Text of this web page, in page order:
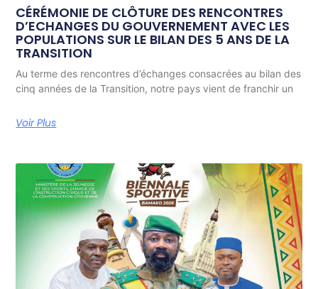
CÉRÉMONIE DE CLÔTURE DES RENCONTRES
D’ECHANGES DU GOUVERNEMENT AVEC LES
POPULATIONS SUR LE BILAN DES 5 ANS DE LA
TRANSITION
Au terme des rencontres d’échanges consacrées au bilan des
cinq années de la Transition, notre pays vient de franchir un
Voir Plus